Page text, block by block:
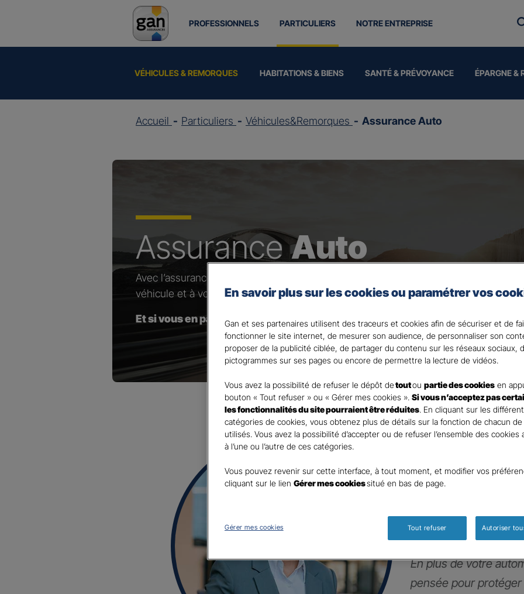
PROFESSIONNELS PARTICULIERS
VÉHICULES & REMORQUES HABITATIONS & BIENS SANTÉ & PRÉVOYANCE ÉPARGNE &
NOTRE ENTREPRISE
Accueil Particuliers Véhicules&Remorques Assurance Auto
AssuranceAuto
Avec l’assurance pour votre auto de Gan Assurances, vous choisissez les
véhicule et à vos besoins.
Et si vous en parliez avec votre Agent général ?
Parole
d’expert
!
En plus de votre
pensée pour
En savoir plus sur les cookies ou paramétrer vos
Gan et ses partenaires utilisent des traceurs et cookies afin de sécuriser et de
fonctionner le site internet, de mesurer son audience, de personnaliser son
proposer de la publicité ciblée, de partager du contenu sur les réseaux sociaux,
pictogrammes sur ses pages ou encore de permettre la lecture de vidéos.
Vous avez la possibilité de refuser le dépôt detoutou partie des cookies en
bouton « Tout refuser » ou « Gérer mes cookies ». Si vous n’acceptez pas
les fonctionnalités du site pourraient être réduites. En cliquant sur les
catégories de cookies, vous obtenez plus de détails sur la fonction de chacun
utilisés. Vous avez la possibilité d’accepter ou de refuser l’ensemble des cookies
à l’une ou l’autre de ces catégories.
Vous pouvez revenir sur cette interface, à tout moment, et modifier vos
cliquant sur le lien Gérer mes cookiessitué en bas de page.
Gérer mes cookies Tout refuser Autoriser